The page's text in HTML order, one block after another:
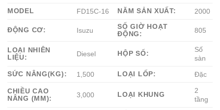
MODEL
FD15C-16 NĂM SẢN XUẤT: 2000
ĐỘNG CƠ: Isuzu
SỐ GIỜ HOẠT
ĐỘNG:
805
LOẠI NHIÊN
LIỆU:
Diesel HỘP SỐ:
Số
sàn
SỨC NÂNG(KG):
1,500 LOẠI LỐP: Đặc
CHIỀU CAO
NÂNG (MM):
3,000 LOẠI KHUNG
2
tầng